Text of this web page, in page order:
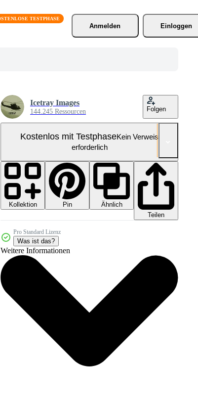
Anmelden
Einloggen
Icetray Images
144.245 Ressourcen Folgen
Kostenlos mit TestphaseKein Verweis
erforderlich
Kollektion Pin
Ähnlich
Teilen
Pro Standard Lizenz
Was ist das?
Weitere Informationen